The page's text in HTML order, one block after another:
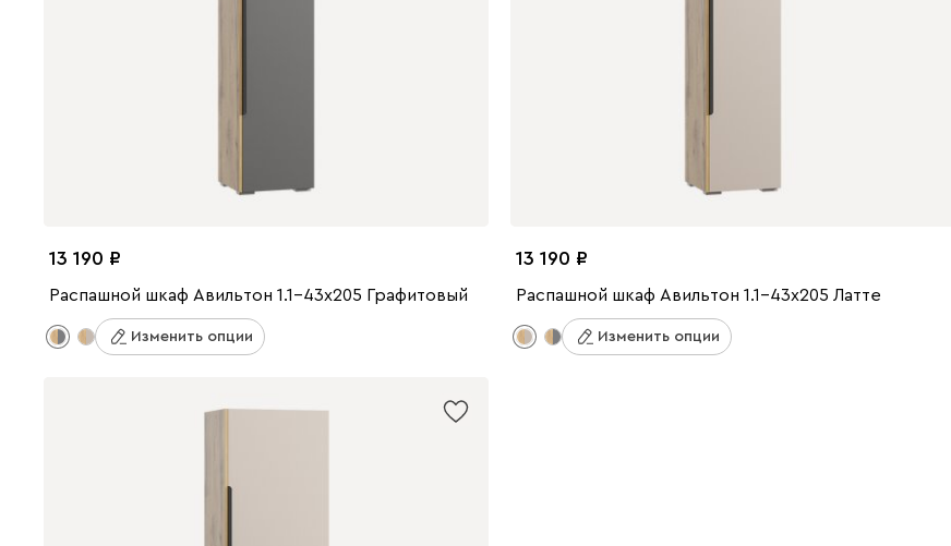
13 190
Распашной шкаф Авильтон 1.1-43x205 Графитовый
Изменить опции
13 190
Распашной шкаф Авильтон 1.1-43x205 Латте
Изменить опции